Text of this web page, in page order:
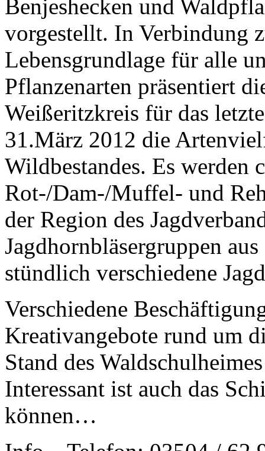
Benjeshecken und
vorgestellt. In Verbindung
Lebensgrundlage für alle
Pflanzenarten präsentiert
Weißeritzkreis für das
31.März 2012 die
Wildbestandes. Es werden
Rot-/Dam-/Muffel- und
der Region des
Jagdhornbläsergruppen
stündlich verschiedene
Verschiedene
Kreativangebote rund um
Stand des
Interessant ist auch das
können…